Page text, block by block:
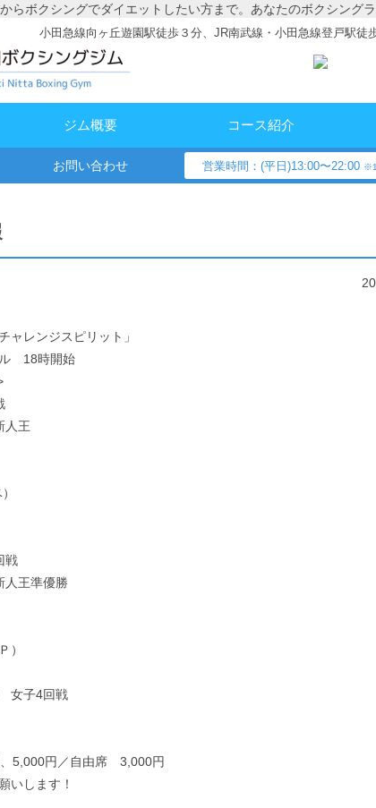
らボクシングでダイエットしたい方まで。あなたのボクシング
小田急線向ヶ丘遊園駅徒歩３分、JR南武線・小田急線登戸駅
ジム概要 コース紹介
お問い合わせ 営業時間：(平日)13:00〜22:00
レンジスピリット」
ル 18時開始
人王
戦
人王準優勝
）
女子4回戦
5,000円／自由席 3,000円
いします！